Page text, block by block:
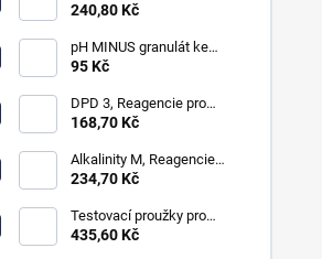
anorganický 1kg
240,80 Kč
pH MINUS granulát ke
snížení hodnot pH
95 Kč
DPD 3, Reagencie pro
měření celkového chloru,
168,70 Kč
Alkalinity M, Reagencie
pro měření alkality
234,70 Kč
Testovací proužky pro
měření chloru, ph, alkality,
435,60 Kč